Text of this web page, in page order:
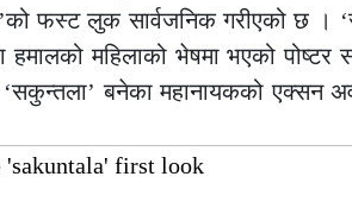
फस्ट लुक सार्वजनिक गरीएको छ ।
हमालको महिलाको भेषमा भएको पोष्टर
‘सकुन्तला’ बनेका महानायकको एक्सन